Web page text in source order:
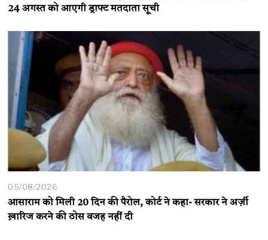
24 अगस्त को आएगी ड्राफ्ट मतदाता सूची
05/08/2026
आसाराम को मिली 20 दिन की पैरोल, कोर्ट ने कहा- सरकार ने अर्ज़ी
ख़ारिज करने की ठोस वजह नहीं दी